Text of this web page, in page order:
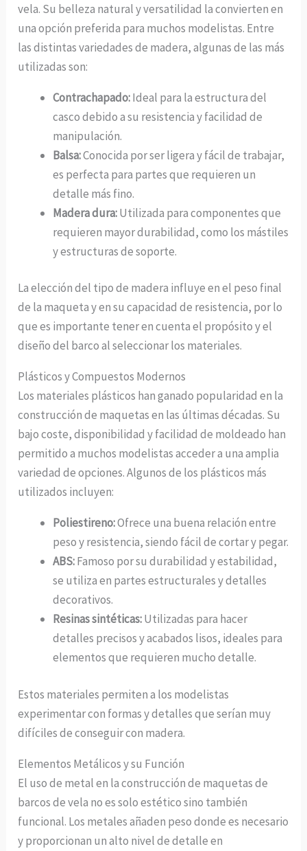
vela. Su belleza natural y versatilidad la convierten en
una opción preferida para muchos modelistas. Entre
las distintas variedades de madera, algunas de las más
utilizadas son:
Contrachapado:Ideal para la estructura del
casco debido a su resistencia y facilidad de
manipulación.
Balsa:Conocida por ser ligera y fácil de trabajar,
es perfecta para partes que requieren un
detalle más fino.
Madera dura:Utilizada para componentes que
requieren mayor durabilidad, como los mástiles
y estructuras de soporte.
La elección del tipo de madera influye en el peso final
de la maqueta y en su capacidad de resistencia, por lo
que es importante tener en cuenta el propósito y el
diseño del barco al seleccionar los materiales.
Plásticos y Compuestos Modernos
Los materiales plásticos han ganado popularidad en la
construcción de maquetas en las últimas décadas. Su
bajo coste, disponibilidad y facilidad de moldeado han
permitido a muchos modelistas acceder a una amplia
variedad de opciones. Algunos de los plásticos más
utilizados incluyen:
Poliestireno:Ofrece una buena relación entre
peso y resistencia, siendo fácil de cortar y pegar.
ABS:Famoso por su durabilidad y estabilidad,
se utiliza en partes estructurales y detalles
decorativos.
Resinas sintéticas:Utilizadas para hacer
detalles precisos y acabados lisos, ideales para
elementos que requieren mucho detalle.
Estos materiales permiten a los modelistas
experimentar con formas y detalles que serían muy
difíciles de conseguir con madera.
Elementos Metálicos y su Función
El uso de metal en la construcción de maquetas de
barcos de vela no es solo estético sino también
funcional. Los metales añaden peso donde es necesario
y proporcionan un alto nivel de detalle en